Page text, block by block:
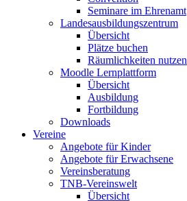
Seminare im Ehrenamt
Landesausbildungszentrum
Übersicht
Plätze buchen
Räumlichkeiten nutzen
Moodle Lernplattform
Übersicht
Ausbildung
Fortbildung
Downloads
Vereine
Angebote für Kinder
Angebote für Erwachsene
Vereinsberatung
TNB-Vereinswelt
Übersicht